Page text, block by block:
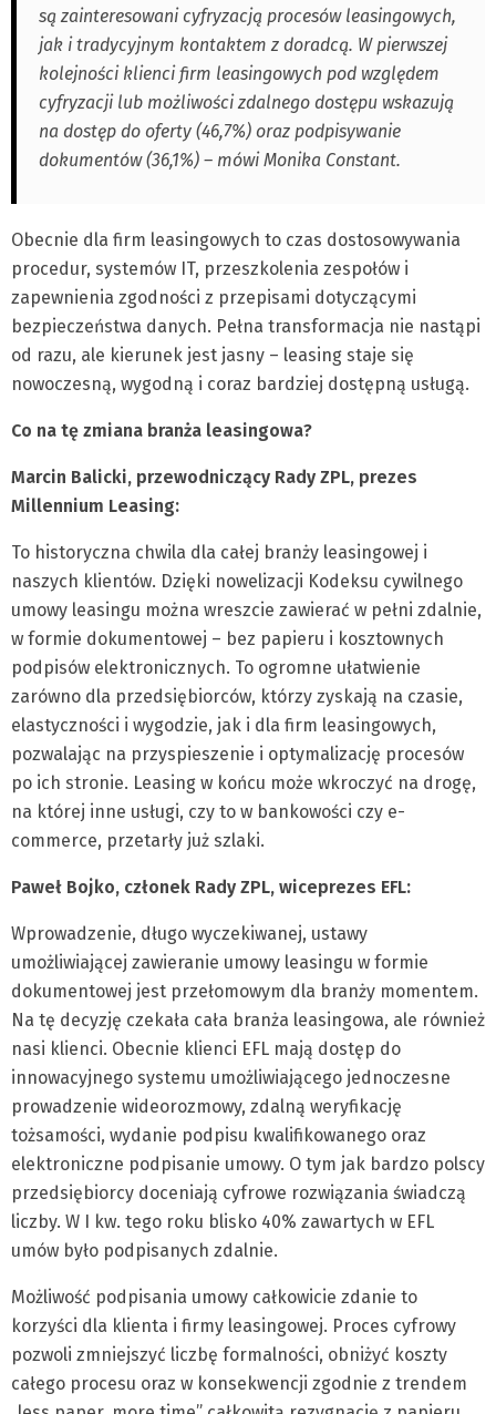
są zainteresowani cyfryzacją procesów leasingowych,
jak i tradycyjnym kontaktem z doradcą. W pierwszej
kolejności klienci firm leasingowych pod względem
cyfryzacji lub możliwości zdalnego dostępu wskazują
na dostęp do oferty (46,7%) oraz podpisywanie
dokumentów (36,1%) – mówi Monika Constant.
Obecnie dla firm leasingowych to czas dostosowywania
procedur, systemów IT, przeszkolenia zespołów i
zapewnienia zgodności z przepisami dotyczącymi
bezpieczeństwa danych. Pełna transformacja nie nastąpi
od razu, ale kierunek jest jasny – leasing staje się
nowoczesną, wygodną i coraz bardziej dostępną usługą.
Co na tę zmiana branża leasingowa?
Marcin Balicki, przewodniczący Rady ZPL, prezes
Millennium Leasing:
To historyczna chwila dla całej branży leasingowej i
naszych klientów. Dzięki nowelizacji Kodeksu cywilnego
umowy leasingu można wreszcie zawierać w pełni zdalnie,
w formie dokumentowej – bez papieru i kosztownych
podpisów elektronicznych. To ogromne ułatwienie
zarówno dla przedsiębiorców, którzy zyskają na czasie,
elastyczności i wygodzie, jak i dla firm leasingowych,
pozwalając na przyspieszenie i optymalizację procesów
po ich stronie. Leasing w końcu może wkroczyć na drogę,
na której inne usługi, czy to w bankowości czy e-
commerce, przetarły już szlaki.
Paweł Bojko, członek Rady ZPL, wiceprezes EFL:
Wprowadzenie, długo wyczekiwanej, ustawy
umożliwiającej zawieranie umowy leasingu w formie
dokumentowej jest przełomowym dla branży momentem.
Na tę decyzję czekała cała branża leasingowa, ale również
nasi klienci. Obecnie klienci EFL mają dostęp do
innowacyjnego systemu umożliwiającego jednoczesne
prowadzenie wideorozmowy, zdalną weryfikację
tożsamości, wydanie podpisu kwalifikowanego oraz
elektroniczne podpisanie umowy. O tym jak bardzo polscy
przedsiębiorcy doceniają cyfrowe rozwiązania świadczą
liczby. W I kw. tego roku blisko 40% zawartych w EFL
umów było podpisanych zdalnie.
Możliwość podpisania umowy całkowicie zdanie to
korzyści dla klienta i firmy leasingowej. Proces cyfrowy
pozwoli zmniejszyć liczbę formalności, obniżyć koszty
całego procesu oraz w konsekwencji zgodnie z trendem